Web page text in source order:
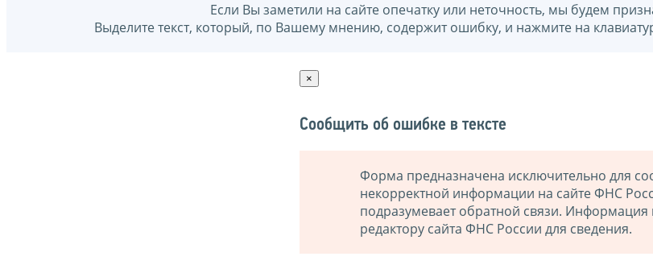
Если Вы заметили на сайте опечатку или неточность, мы будем
Выделите текст, который, по Вашему мнению, содержит ошибку, и нажмите на
×
Сообщить об ошибке в тексте
Форма предназначена исключительно для
некорректной информации на сайте ФНС
подразумевает обратной связи. Информация
редактору сайта ФНС России для сведения.